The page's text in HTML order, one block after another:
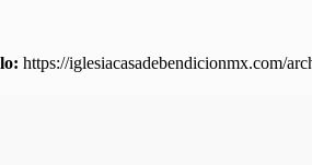
https://iglesiacasadebendicionmx.com/